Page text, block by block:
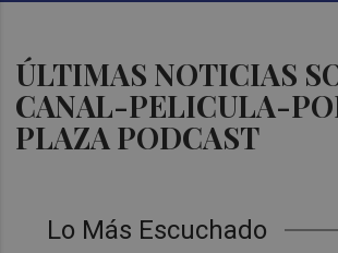
ÚLTIMAS NOTICIAS
CANAL-PELICULA-
PLAZA PODCAST
Lo Más Escuchado